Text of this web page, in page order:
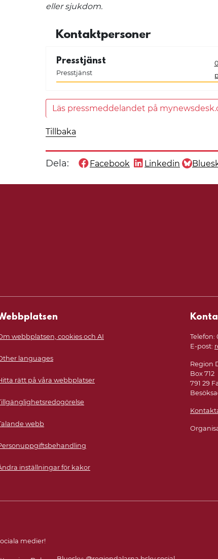
eller sjukdom.
Kontaktpersoner
Presstjänst
Presstjänst
Läs pressmeddelandet på
Tillbaka
Dela: Dela denna sida på
Facebook
Dela denna sida på
Linkedin
Dela
webbplatsen, cookies och AI
languages
rätt på våra webbplatser
webb
inställningar för kakor
Telefon:
E-post:
Region
Box 712
791 29
medier!